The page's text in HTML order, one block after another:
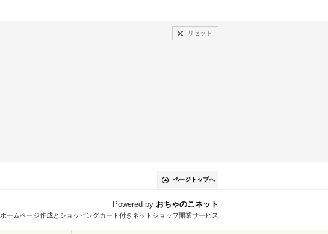
リセット
ページトップへ
Powered by おちゃのこネット
ホームページ作成とショッピングカート付きネットショップ開業サービス